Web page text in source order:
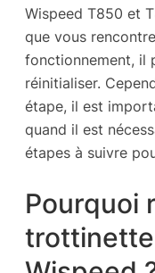
Wispeed T850 et
que vous
fonctionnement, il
réinitialiser.
étape, il est
quand il est
étapes à suivre
Pourquoi